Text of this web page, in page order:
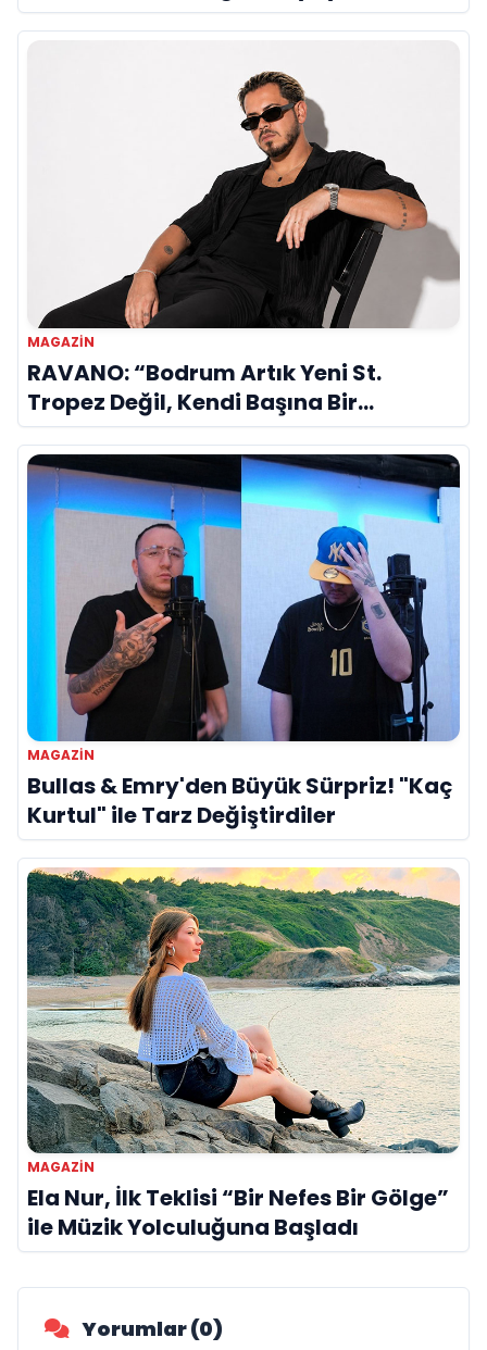
MAGAZIN
RAVANO: “Bodrum Artık Yeni St.
Tropez Değil, Kendi Başına Bir
Referans”
MAGAZIN
Bullas & Emry'den Büyük Sürpriz! "Kaç
Kurtul" ile Tarz Değiştirdiler
MAGAZIN
Ela Nur, İlk Teklisi “Bir Nefes Bir Gölge”
ile Müzik Yolculuğuna Başladı
Yorumlar (0)